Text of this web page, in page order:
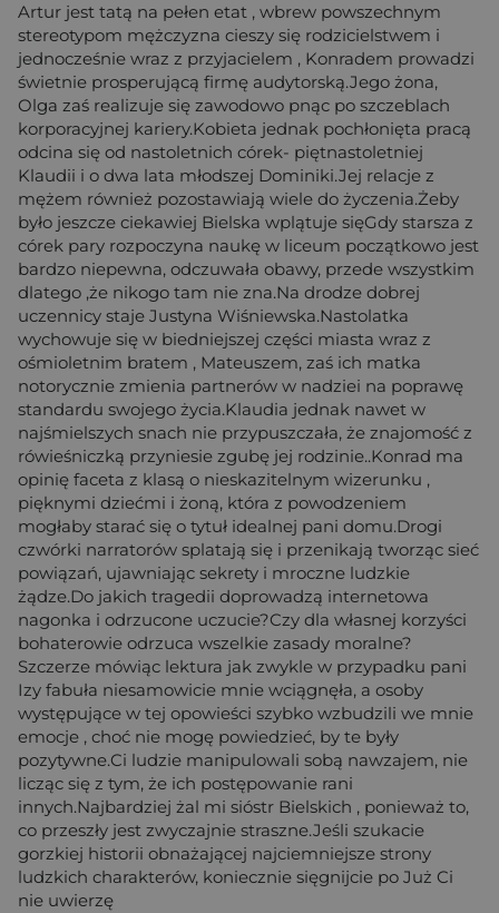
Artur jest tatą na pełen etat , wbrew powszechnym
stereotypom mężczyzna cieszy się rodzicielstwem i
jednocześnie wraz z przyjacielem , Konradem prowadzi
świetnie prosperującą firmę audytorską.Jego żona,
Olga zaś realizuje się zawodowo pnąc po szczeblach
korporacyjnej kariery.Kobieta jednak pochłonięta pracą
odcina się od nastoletnich córek- piętnastoletniej
Klaudii i o dwa lata młodszej Dominiki.Jej relacje z
mężem również pozostawiają wiele do życzenia.Żeby
było jeszcze ciekawiej Bielska wplątuje sięGdy starsza z
córek pary rozpoczyna naukę w liceum początkowo jest
bardzo niepewna, odczuwała obawy, przede wszystkim
dlatego ,że nikogo tam nie zna.Na drodze dobrej
uczennicy staje Justyna Wiśniewska.Nastolatka
wychowuje się w biedniejszej części miasta wraz z
ośmioletnim bratem , Mateuszem, zaś ich matka
notorycznie zmienia partnerów w nadziei na poprawę
standardu swojego życia.Klaudia jednak nawet w
najśmielszych snach nie przypuszczała, że znajomość z
rówieśniczką przyniesie zgubę jej rodzinie..Konrad ma
opinię faceta z klasą o nieskazitelnym wizerunku ,
pięknymi dziećmi i żoną, która z powodzeniem
mogłaby starać się o tytuł idealnej pani domu.Drogi
czwórki narratorów splatają się i przenikają tworząc sieć
powiązań, ujawniając sekrety i mroczne ludzkie
żądze.Do jakich tragedii doprowadzą internetowa
nagonka i odrzucone uczucie?Czy dla własnej korzyści
bohaterowie odrzuca wszelkie zasady moralne?
Szczerze mówiąc lektura jak zwykle w przypadku pani
Izy fabuła niesamowicie mnie wciągnęła, a osoby
występujące w tej opowieści szybko wzbudzili we mnie
emocje , choć nie mogę powiedzieć, by te były
pozytywne.Ci ludzie manipulowali sobą nawzajem, nie
licząc się z tym, że ich postępowanie rani
innych.Najbardziej żal mi sióstr Bielskich , ponieważ to,
co przeszły jest zwyczajnie straszne.Jeśli szukacie
gorzkiej historii obnażającej najciemniejsze strony
ludzkich charakterów, koniecznie sięgnijcie po Już Ci
nie uwierzę